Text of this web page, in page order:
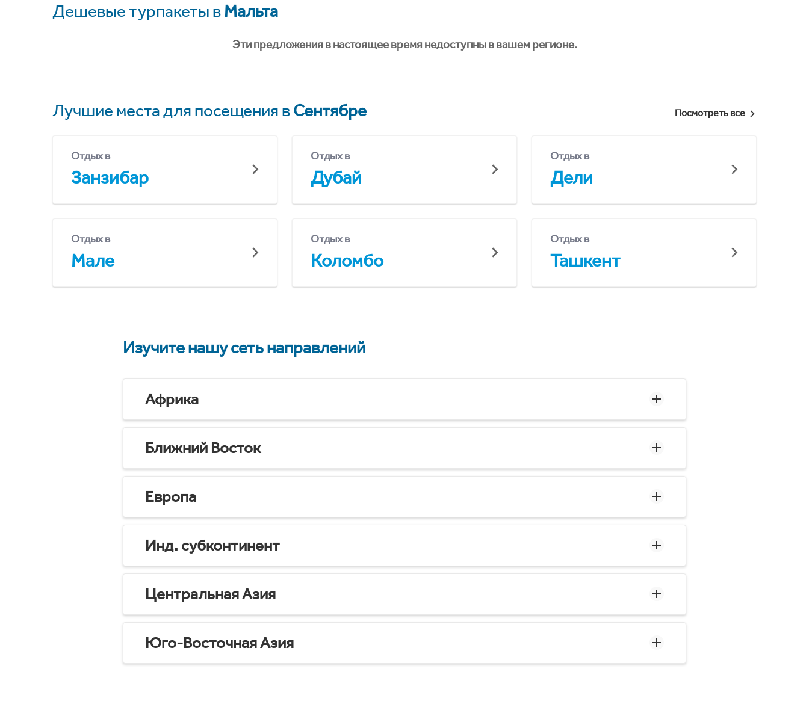
Дешевые турпакеты вМальта
Эти предложения в настоящее время недоступны в вашем регионе.
Лучшие места для посещения вСентябре Посмотреть все
Отдых в
Занзибар
Отдых в
Дубай
Отдых в
Дели
Отдых в
Мале
Отдых в
Коломбо
Отдых в
Ташкент
Изучите нашу сеть направлений
Африка
Ближний Восток
Европа
Инд. субконтинент
Центральная Азия
Юго-Восточная Азия